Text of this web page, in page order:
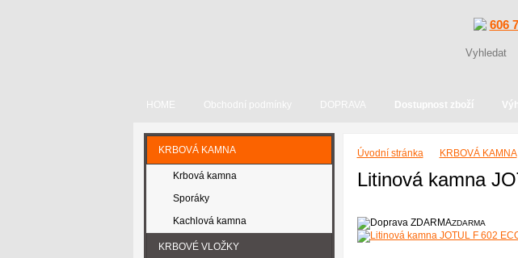
HOME Obchodní podmínky DOPRAVA Dostupnost zboží
606
Úvodní stránka KRBOVÁ KAMNA
Litinová kamna
ZDARMA
KRBOVÁ KAMNA
Krbová kamna
Sporáky
Kachlová kamna
KRBOVÉ VLOŽKY